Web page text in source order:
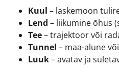
Kuul – laskemoon
Lend – liikumine õhus
Tee– trajektoor või
Tunnel – maa-alune
Luuk– avatav ja